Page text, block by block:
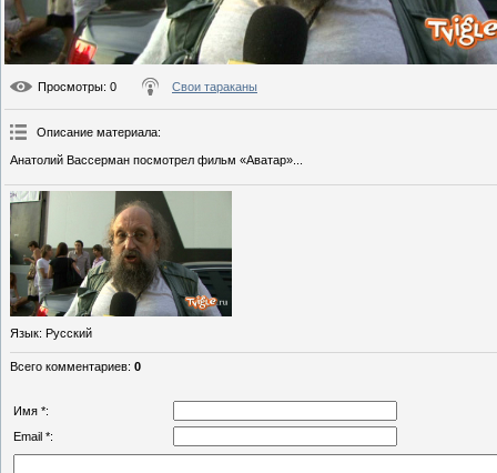
Просмотры: 0 Свои тараканы
Описание материала:
Анатолий Вассерман посмотрел фильм «Аватар»...
Язык: Русский
Всего комментариев: 0
Имя *:
Email *: